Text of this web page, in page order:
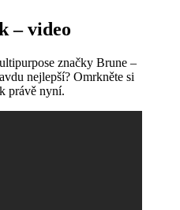
– video
značky Brune –
nejlepší? Omrkněte si
právě nyní.